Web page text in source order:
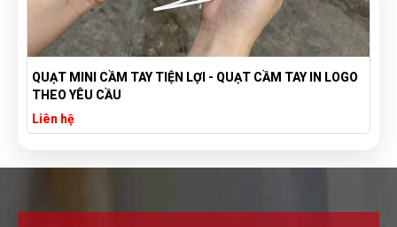
QUẠT MINI CẦM TAY TIỆN LỢI - QUẠT CẦM TAY IN LOGO
THEO YÊU CẦU
Liên hệ